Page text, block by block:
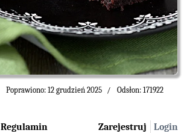
Poprawiono: 12 grudzień 2025 Odsłon: 171922
Regulamin Login
Zarejestruj